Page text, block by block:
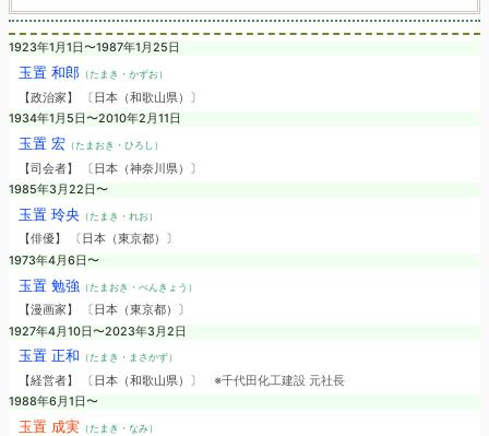
1923年1月1日〜1987年1月25日
玉置 和郎（たまき・かずお）
【政治家】 〔日本（和歌山県）〕
1934年1月5日〜2010年2月11日
玉置 宏（たまおき・ひろし）
【司会者】 〔日本（神奈川県）〕
1985年3月22日〜
玉置 玲央（たまき・れお）
【俳優】 〔日本（東京都）〕
1973年4月6日〜
玉置 勉強 （たまおき・べんきょう）
【漫画家】 〔日本（東京都）〕
1927年4月10日〜2023年3月2日
玉置 正和 （たまき・まさかず）
【経営者】 〔日本（和歌山県）〕 ※千代田化工建設 元社長
1988年6月1日〜
玉置 成実（たまき・なみ）